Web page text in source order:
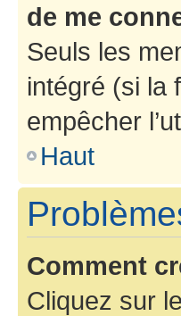
de me
Seuls les
intégré (si la
empêcher
Haut
Comment
Cliquez sur